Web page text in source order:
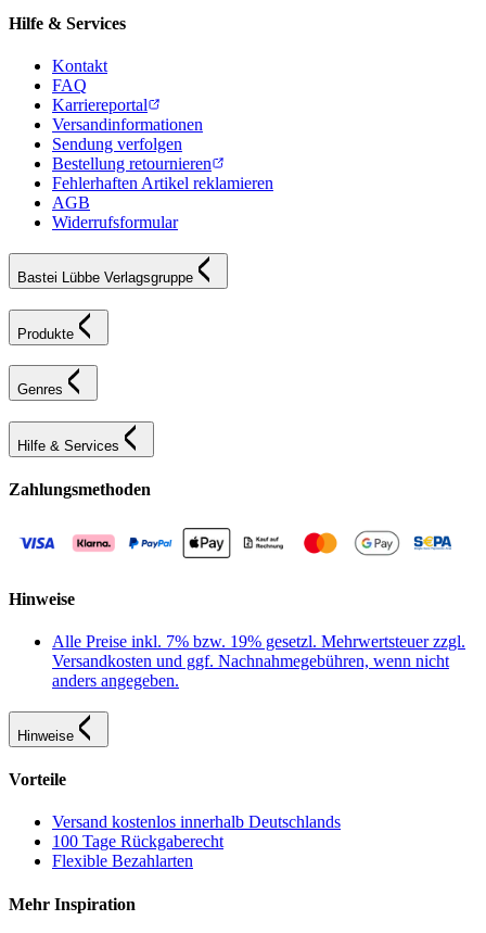
Hilfe & Services
Kontakt
FAQ
Karriereportal
Versandinformationen
Sendung verfolgen
Bestellung retournieren
Fehlerhaften Artikel reklamieren
AGB
Widerrufsformular
Bastei Lübbe Verlagsgruppe
Produkte
Genres
Hilfe & Services
Zahlungsmethoden
Hinweise
Alle Preise inkl. 7% bzw. 19% gesetzl. Mehrwertsteuer zzgl.
Versandkosten und ggf. Nachnahmegebühren, wenn nicht
anders angegeben.
Hinweise
Vorteile
Versand kostenlos innerhalb Deutschlands
100 Tage Rückgaberecht
Flexible Bezahlarten
Mehr Inspiration